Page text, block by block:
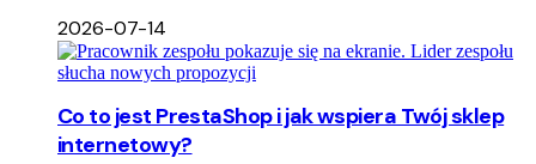
2026-07-14
Co to jest PrestaShop i jak wspiera Twój sklep
internetowy?